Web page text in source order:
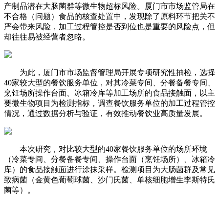
产制品潜在大肠菌群等微生物超标风险。厦门市市场监管局在
不合格（问题）食品的核查处置中，发现除了原料环节把关不
严会带来风险，加工过程管控是否到位也是重要的风险点，但
却往往易被经营者忽略。
为此，厦门市市场监督管理局开展专项研究性抽检，选择
40家较大型的餐饮服务单位，对其冷菜专间、分餐备餐专间、
烹饪场所操作台面、冰箱冷库等加工场所的食品接触面，以主
要微生物项目为检测指标，调查餐饮服务单位的加工过程管控
情况，通过数据分析与验证，有效推动餐饮业高质量发展。
本次研究，对比较大型的40家餐饮服务单位的场所环境
（冷菜专间、分餐备餐专间、操作台面（烹饪场所）、冰箱冷
库）的食品接触面进行涂抹采样。检测项目为大肠菌群及常见
致病菌（金黄色葡萄球菌、沙门氏菌、单核细胞增生李斯特氏
菌等）。